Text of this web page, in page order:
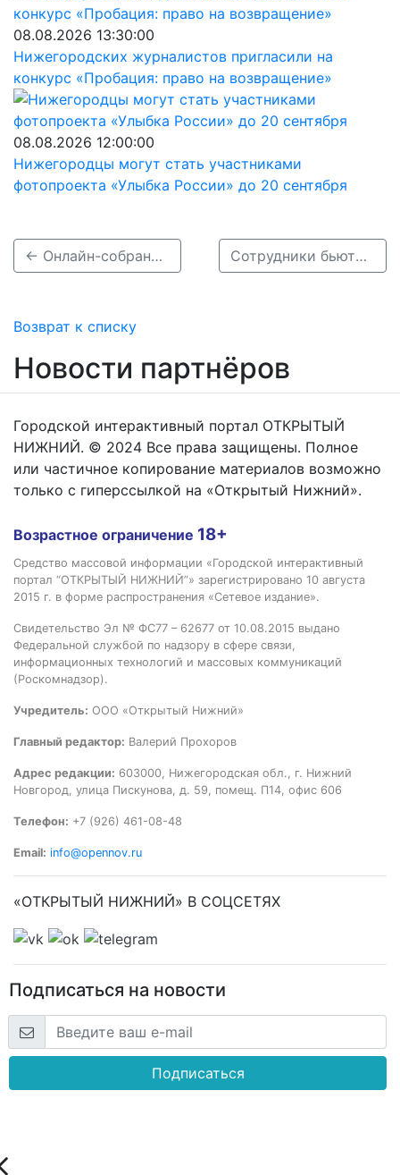
08.08.2026 13:30:00
Нижегородских журналистов пригласили на
конкурс «Пробация: право на возвращение»
08.08.2026 12:00:00
Нижегородцы могут стать участниками
фотопроекта «Улыбка России» до 20 сентября
← Онлайн-собрание родителей состоится в Нижнем Новгороде Сотрудники бьюти-сферы в Выксе устроили забастовку →
Возврат к списку
Новости партнёров
Городской интерактивный портал ОТКРЫТЫЙ
НИЖНИЙ. © 2024 Все права защищены. Полное
или частичное копирование материалов возможно
только с гиперссылкой на «Открытый Нижний».
Возрастное ограничение 18+
Средство массовой информации «Городской интерактивный
портал “ОТКРЫТЫЙ НИЖНИЙ”» зарегистрировано 10 августа
2015 г. в форме распространения «Сетевое издание».
Свидетельство Эл № ФС77 – 62677 от 10.08.2015 выдано
Федеральной службой по надзору в сфере связи,
информационных технологий и массовых коммуникаций
(Роскомнадзор).
Учредитель: ООО «Открытый Нижний»
Главный редактор: Валерий Прохоров
Адрес редакции: 603000, Нижегородская обл., г. Нижний
Новгород, улица Пискунова, д. 59, помещ. П14, офис 606
Телефон: +7 (926) 461-08-48
Email: info@opennov.ru
«ОТКРЫТЫЙ НИЖНИЙ» В СОЦСЕТЯХ
Подписаться на новости
Подписаться